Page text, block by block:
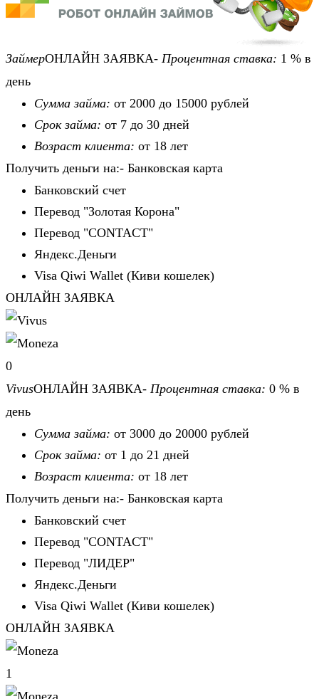
ЗаймерОНЛАЙН ЗАЯВКА- Процентная ставка: 1 % в
день
Сумма займа: от 2000 до 15000 рублей
Срок займа: от 7 до 30 дней
Возраст клиента: от 18 лет
Получить деньги на:- Банковская карта
Банковский счет
Перевод "Золотая Корона"
Перевод "CONTACT"
Яндекс.Деньги
Visa Qiwi Wallet (Киви кошелек)
ОНЛАЙН ЗАЯВКА
0
VivusОНЛАЙН ЗАЯВКА- Процентная ставка: 0 % в
день
Сумма займа: от 3000 до 20000 рублей
Срок займа: от 1 до 21 дней
Возраст клиента: от 18 лет
Получить деньги на:- Банковская карта
Банковский счет
Перевод "CONTACT"
Перевод "ЛИДЕР"
Яндекс.Деньги
Visa Qiwi Wallet (Киви кошелек)
ОНЛАЙН ЗАЯВКА
1